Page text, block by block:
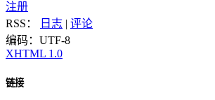
注册
RSS：
日志 | 评论
编码：UTF-8
XHTML 1.0
链接